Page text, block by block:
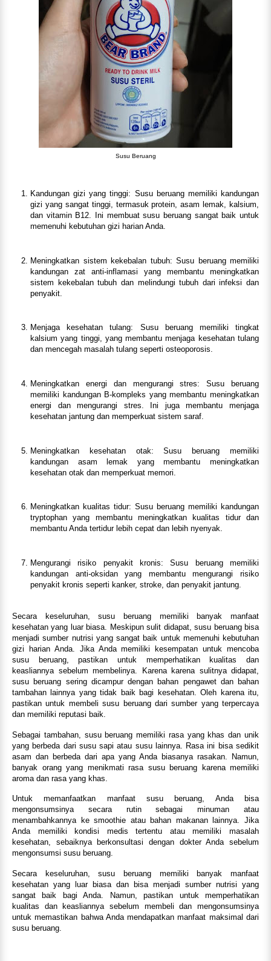
Susu Beruang
Kandungan gizi yang tinggi: Susu beruang memiliki kandungan
gizi yang sangat tinggi, termasuk protein, asam lemak, kalsium,
dan vitamin B12. Ini membuat susu beruang sangat baik untuk
memenuhi kebutuhan gizi harian Anda.
Meningkatkan sistem kekebalan tubuh: Susu beruang memiliki
kandungan zat anti-inflamasi yang membantu meningkatkan
sistem kekebalan tubuh dan melindungi tubuh dari infeksi dan
penyakit.
Menjaga kesehatan tulang: Susu beruang memiliki tingkat
kalsium yang tinggi, yang membantu menjaga kesehatan tulang
dan mencegah masalah tulang seperti osteoporosis.
Meningkatkan energi dan mengurangi stres: Susu beruang
memiliki kandungan B-kompleks yang membantu meningkatkan
energi dan mengurangi stres. Ini juga membantu menjaga
kesehatan jantung dan memperkuat sistem saraf.
Meningkatkan kesehatan otak: Susu beruang memiliki
kandungan asam lemak yang membantu meningkatkan
kesehatan otak dan memperkuat memori.
Meningkatkan kualitas tidur: Susu beruang memiliki kandungan
tryptophan yang membantu meningkatkan kualitas tidur dan
membantu Anda tertidur lebih cepat dan lebih nyenyak.
Mengurangi risiko penyakit kronis: Susu beruang memiliki
kandungan anti-oksidan yang membantu mengurangi risiko
penyakit kronis seperti kanker, stroke, dan penyakit jantung.
Secara keseluruhan, susu beruang memiliki banyak manfaat
kesehatan yang luar biasa. Meskipun sulit didapat, susu beruang bisa
menjadi sumber nutrisi yang sangat baik untuk memenuhi kebutuhan
gizi harian Anda. Jika Anda memiliki kesempatan untuk mencoba
susu beruang, pastikan untuk memperhatikan kualitas dan
keasliannya sebelum membelinya. Karena karena sulitnya didapat,
susu beruang sering dicampur dengan bahan pengawet dan bahan
tambahan lainnya yang tidak baik bagi kesehatan. Oleh karena itu,
pastikan untuk membeli susu beruang dari sumber yang terpercaya
dan memiliki reputasi baik.
Sebagai tambahan, susu beruang memiliki rasa yang khas dan unik
yang berbeda dari susu sapi atau susu lainnya. Rasa ini bisa sedikit
asam dan berbeda dari apa yang Anda biasanya rasakan. Namun,
banyak orang yang menikmati rasa susu beruang karena memiliki
aroma dan rasa yang khas.
Untuk memanfaatkan manfaat susu beruang, Anda bisa
mengonsumsinya secara rutin sebagai minuman atau
menambahkannya ke smoothie atau bahan makanan lainnya. Jika
Anda memiliki kondisi medis tertentu atau memiliki masalah
kesehatan, sebaiknya berkonsultasi dengan dokter Anda sebelum
mengonsumsi susu beruang.
Secara keseluruhan, susu beruang memiliki banyak manfaat
kesehatan yang luar biasa dan bisa menjadi sumber nutrisi yang
sangat baik bagi Anda. Namun, pastikan untuk memperhatikan
kualitas dan keasliannya sebelum membeli dan mengonsumsinya
untuk memastikan bahwa Anda mendapatkan manfaat maksimal dari
susu beruang.